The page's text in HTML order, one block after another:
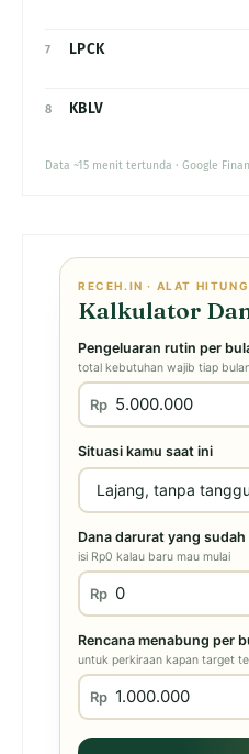
7 LPCK
8 KBLV
Data ~15 menit tertunda · Google
RECEH.IN · ALAT HITUNG
Kalkulator
Pengeluaran rutin per
total kebutuhan wajib tiap
Rp
Situasi kamu saat ini
Dana darurat yang
isi Rp0 kalau baru mau mulai
Rp
Rencana menabung per
untuk perkiraan kapan target
Rp